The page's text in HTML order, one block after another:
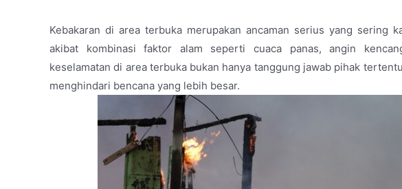
Kebakaran di area terbuka merupakan ancaman serius yang sering
akibat kombinasi faktor alam seperti cuaca panas, angin
keselamatan di area terbuka bukan hanya tanggung jawab pihak
menghindari bencana yang lebih besar.